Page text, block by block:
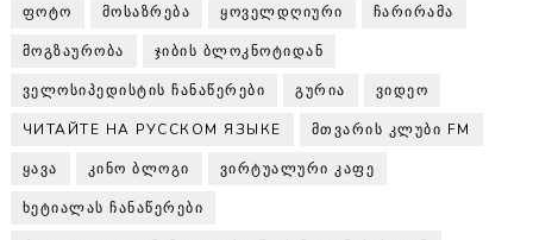
ᲤᲝᲢᲝ ᲛᲝᲡᲐᲖᲠᲔᲑᲐ ᲧᲝᲕᲔᲚᲓᲦᲘᲣᲠᲘ ᲩᲐᲠᲘᲠᲐᲛᲐ
ᲛᲝᲒᲖᲐᲣᲠᲝᲑᲐ ᲯᲘᲑᲘᲡ ᲑᲚᲝᲙᲜᲝᲢᲘᲓᲐᲜ
ᲕᲔᲚᲝᲡᲘᲞᲔᲓᲘᲡᲢᲘᲡ ᲩᲐᲜᲐᲬᲔᲠᲔᲑᲘ ᲒᲣᲠᲘᲐ ᲕᲘᲓᲔᲝ
ЧИТАЙТЕ НА РУССКОМ ЯЗЫКЕ ᲛᲗᲕᲐᲠᲘᲡ ᲙᲚᲣᲑᲘ FM
ᲧᲐᲕᲐ ᲙᲘᲜᲝ ᲑᲚᲝᲒᲘ ᲕᲘᲠᲢᲣᲐᲚᲣᲠᲘ ᲙᲐᲤᲔ
ᲮᲔᲢᲘᲐᲚᲐᲡ ᲩᲐᲜᲐᲬᲔᲠᲔᲑᲘ